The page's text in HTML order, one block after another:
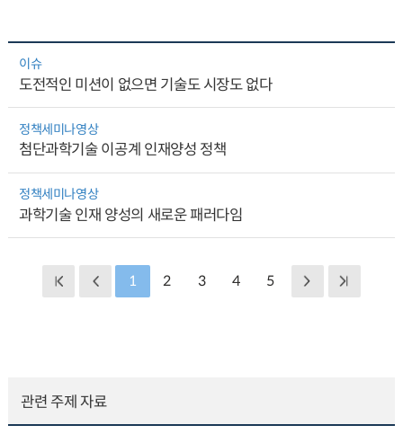
이슈
도전적인 미션이 없으면 기술도 시장도 없다
정책세미나영상
첨단과학기술 이공계 인재양성 정책
정책세미나영상
과학기술 인재 양성의 새로운 패러다임
1 2 3 4 5
관련 주제 자료